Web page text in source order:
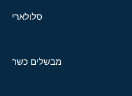
סלולארי
מבשלים כשר